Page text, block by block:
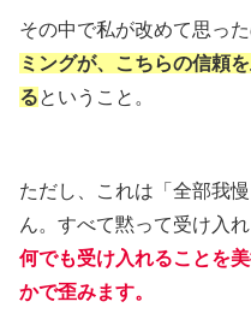
その中で私が改めて思った
ミングが、こちらの信頼
るということ。
ただし、これは「全部我
ん。すべて黙って受け入
何でも受け入れることを
かで歪みます。